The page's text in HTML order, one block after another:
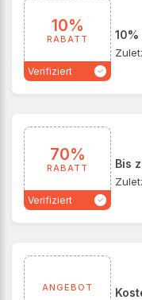
10%
RABATT
Verifiziert
70%
RABATT
Verifiziert
Bis
ANGEBOT